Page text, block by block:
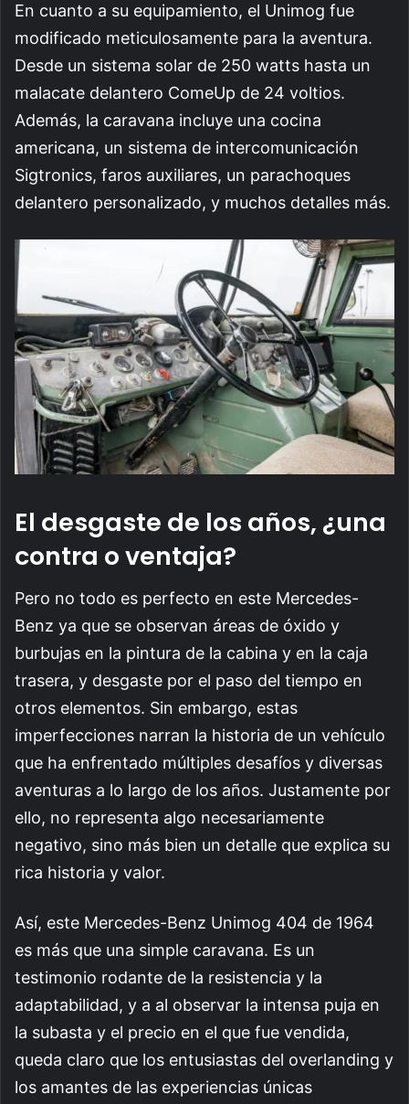
En cuanto a su equipamiento, el Unimog fue
modificado meticulosamente para la aventura.
Desde un sistema solar de 250 watts hasta un
malacate delantero ComeUp de 24 voltios.
Además, la caravana incluye una cocina
americana, un sistema de intercomunicación
Sigtronics, faros auxiliares, un parachoques
delantero personalizado, y muchos detalles más.
El desgaste de los años, ¿una
contra o ventaja?
Pero no todo es perfecto en este Mercedes-
Benz ya que se observan áreas de óxido y
burbujas en la pintura de la cabina y en la caja
trasera, y desgaste por el paso del tiempo en
otros elementos. Sin embargo, estas
imperfecciones narran la historia de un vehículo
que ha enfrentado múltiples desafíos y diversas
aventuras a lo largo de los años. Justamente por
ello, no representa algo necesariamente
negativo, sino más bien un detalle que explica su
rica historia y valor.
Así, este Mercedes-Benz Unimog 404 de 1964
es más que una simple caravana. Es un
testimonio rodante de la resistencia y la
adaptabilidad, y a al observar la intensa puja en
la subasta y el precio en el que fue vendida,
queda claro que los entusiastas del overlanding y
los amantes de las experiencias únicas